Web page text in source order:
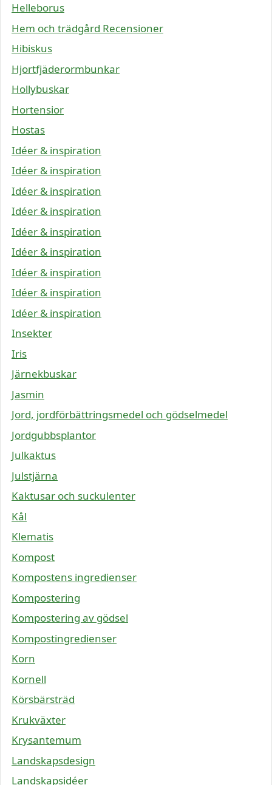
Helleborus
Hem och trädgård Recensioner
Hibiskus
Hjortfjäderormbunkar
Hollybuskar
Hortensior
Hostas
Idéer & inspiration
Idéer & inspiration
Idéer & inspiration
Idéer & inspiration
Idéer & inspiration
Idéer & inspiration
Idéer & inspiration
Idéer & inspiration
Idéer & inspiration
Insekter
Iris
Järnekbuskar
Jasmin
Jord, jordförbättringsmedel och gödselmedel
Jordgubbsplantor
Julkaktus
Julstjärna
Kaktusar och suckulenter
Kål
Klematis
Kompost
Kompostens ingredienser
Kompostering
Kompostering av gödsel
Kompostingredienser
Korn
Kornell
Körsbärsträd
Krukväxter
Krysantemum
Landskapsdesign
Landskapsidéer